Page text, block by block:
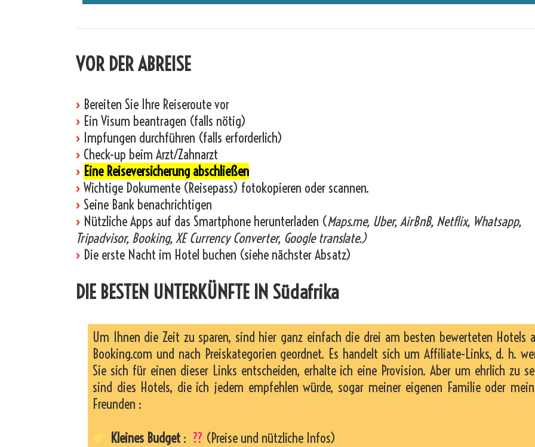
VOR DER ABREISE
› Bereiten Sie Ihre Reiseroute vor
› Ein Visum beantragen (falls nötig)
› Impfungen durchführen (falls erforderlich)
› Check-up beim Arzt/Zahnarzt
› Eine Reiseversicherung abschließen
› Wichtige Dokumente (Reisepass) fotokopieren oder scannen.
› Seine Bank benachrichtigen
› Nützliche Apps auf das Smartphone herunterladen (Maps.me, Uber, AirBnB, Netflix, Whatsapp,
Tripadvisor, Booking, XE Currency Converter, Google translate.)
› Die erste Nacht im Hotel buchen (siehe nächster Absatz)
DIE BESTEN UNTERKÜNFTE IN Südafrika
Um Ihnen die Zeit zu sparen, sind hier ganz einfach die drei am besten bewerteten Hotels
Booking.com und nach Preiskategorien geordnet. Es handelt sich um Affiliate-Links, d. h.
Sie sich für einen dieser Links entscheiden, erhalte ich eine Provision. Aber um ehrlich zu
sind dies Hotels, die ich jedem empfehlen würde, sogar meiner eigenen Familie oder
Freunden :
Kleines Budget : ?? (Preise und nützliche Infos)